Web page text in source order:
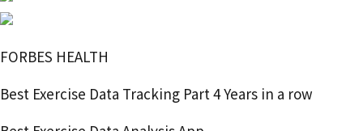
FORBES HEALTH
Best Exercise Data Tracking Part 4 Years in a row